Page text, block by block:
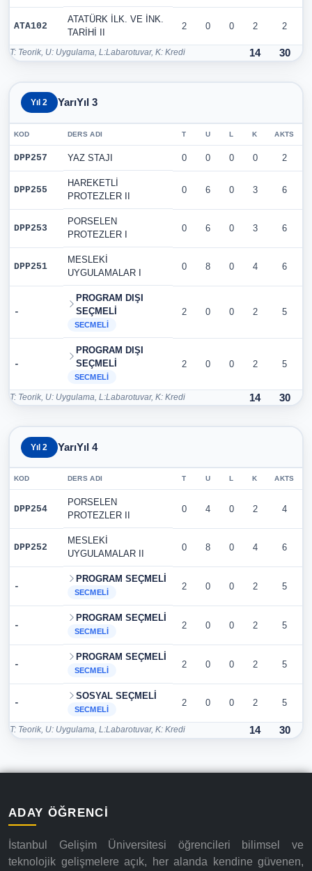
ATA102
ATATÜRK İLK. VE İNK.
TARİHİ II
2 0 0 2 2
T: Teorik, U: Uygulama, L:Labarotuvar, K: Kredi 14 30
Yıl 2 YarıYıl 3
KOD DERS ADI T U L K AKTS
DPP257 YAZ STAJI 0 0 0 0 2
DPP255
HAREKETLİ
PROTEZLER II
0 6 0 3 6
DPP253
PORSELEN
PROTEZLER I
0 6 0 3 6
DPP251
MESLEKİ
UYGULAMALAR I
0 8 0 4 6
-
PROGRAM DIŞI
SEÇMELİ
SECMELI
2 0 0 2 5
-
PROGRAM DIŞI
SEÇMELİ
SECMELI
2 0 0 2 5
T: Teorik, U: Uygulama, L:Labarotuvar, K: Kredi 14 30
Yıl 2 YarıYıl 4
KOD DERS ADI T U L K AKTS
DPP254
PORSELEN
PROTEZLER II
0 4 0 2 4
DPP252
MESLEKİ
UYGULAMALAR II
0 8 0 4 6
-
PROGRAM SEÇMELİ
SECMELI
2 0 0 2 5
-
PROGRAM SEÇMELİ
SECMELI
2 0 0 2 5
-
PROGRAM SEÇMELİ
SECMELI
2 0 0 2 5
-
SOSYAL SEÇMELİ
SECMELI
2 0 0 2 5
T: Teorik, U: Uygulama, L:Labarotuvar, K: Kredi 14 30
ADAY ÖĞRENCI
İstanbul Gelişim Üniversitesi öğrencileri bilimsel ve
teknolojik gelişmelere açık, her alanda kendine güvenen,